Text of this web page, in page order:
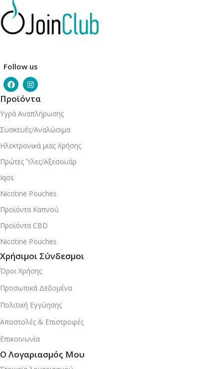
Follow us
Προϊόντα
Υγρά Αναπλήρωσης
Συσκευές/Αναλώσιμα
Ηλεκτρονικά μιας Χρήσης
Πρώτες Ύλες/Αξεσουάρ
Iqos
Nicotine Pouches
Προϊόντα Καπνού
Προϊόντα CBD
Nicotine Pouches
Χρήσιμοι Σύνδεσμοι
Όροι Χρήσης
Προσωπικά Δεδομένα
Πολιτική Εγγύησης
Αποστολές & Επιστροφές
Επικοινωνία
Ο Λογαριασμός Μου